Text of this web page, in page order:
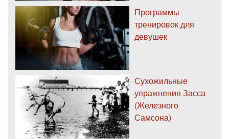
Программы
тренировок для
девушек
Сухожильные
упражнения Засса
(Железного
Самсона)